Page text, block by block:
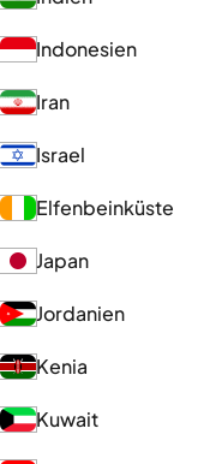
Indonesien
Iran
Israel
Elfenbeinküste
Japan
Jordanien
Kenia
Kuwait